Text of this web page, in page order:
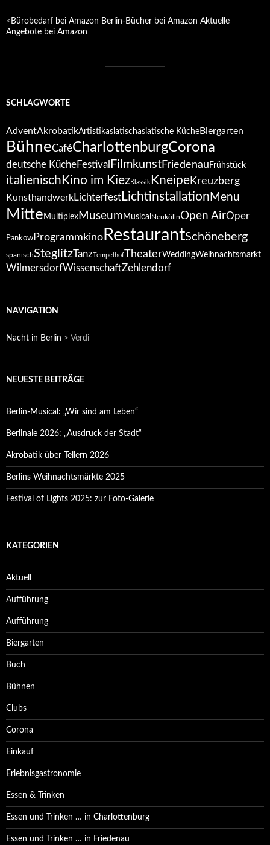
< Bürobedarf bei Amazon Berlin-Bücher bei Amazon Aktuelle
Angebote bei Amazon
SCHLAGWORTE
AdventAkrobatikArtistikasiatischasiatische Küche Biergarten
BühneCaféCharlottenburgCorona
deutsche KücheFestival FilmkunstFriedenau Frühstück
italienisch Kino im KiezKlassik KneipeKreuzberg
KunsthandwerkLichterfest Lichtinstallation Menu
Mitte Multiplex Museum Musical NeuköllnOpen AirOper
Pankow Programmkino RestaurantSchöneberg
spanischSteglitzTanzTempelhofTheaterWeddingWeihnachtsmarkt
WilmersdorfWissenschaftZehlendorf
NAVIGATION
Nacht in Berlin > Verdi
NEUESTE BEITRÄGE
Berlin-Musical: „Wir sind am Leben“
Berlinale 2026: „Ausdruck der Stadt“
Akrobatik über Tellern 2026
Berlins Weihnachtsmärkte 2025
Festival of Lights 2025: zur Foto-Galerie
KATEGORIEN
Aktuell
Aufführung
Aufführung
Biergarten
Buch
Bühnen
Clubs
Corona
Einkauf
Erlebnisgastronomie
Essen & Trinken
Essen und Trinken … in Charlottenburg
Essen und Trinken … in Friedenau